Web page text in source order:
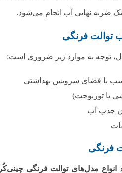
ضربه نهایی آب انجام می‌شود.
توالت‌ فرنگی
توجه به موارد زیر ضروری است:
تناسب با فضای سرویس بهداشتی
یا توربوجت)
جذب آب
فرنگی
انواع مدل‌های توالت‌ فرنگی